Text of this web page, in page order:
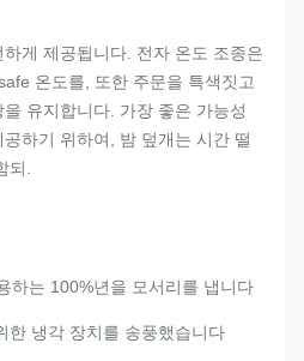
게 제공됩니다. 전자 온도 조종은
온도를, 또한 주문을 특색짓고
유지합니다. 가장 좋은 가능성
하기 위하여, 밤 덮개는 시간 떨
되.
하는 100%년을 모서리를 냅니다
냉각 장치를 송풍했습니다